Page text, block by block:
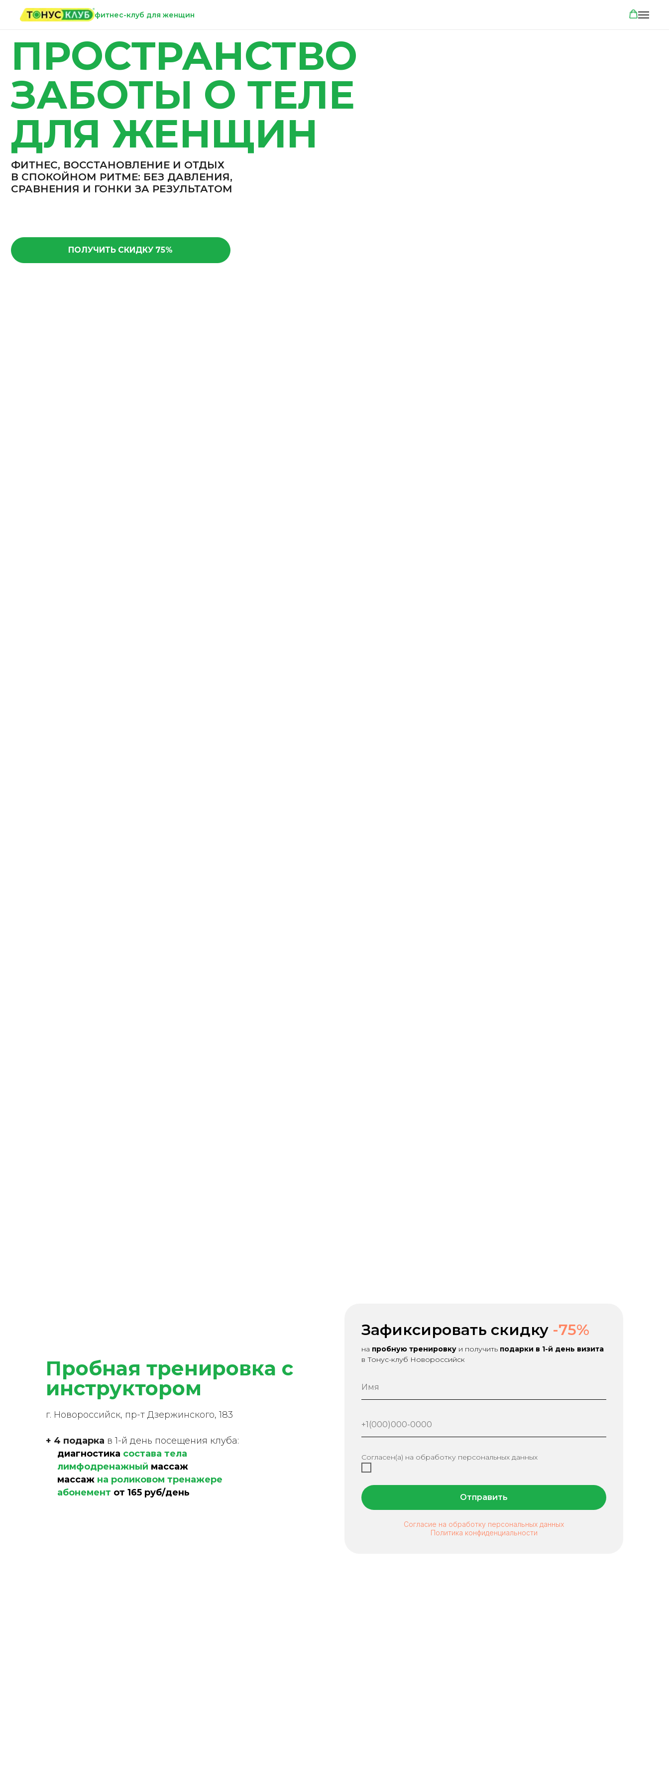
фитнес-клуб для женщин
ПРОСТРАНСТВО
ЗАБОТЫ О ТЕЛЕ
ДЛЯ ЖЕНЩИН
ФИТНЕС, ВОССТАНОВЛЕНИЕ И ОТДЫХ
СРАВНЕНИЯ И ГОНКИ ЗА РЕЗУЛЬТАТОМ
Пробная тренировка с
инструктором
г. Новороссийск, пр-т Дзержинского, 183
+ 4 подарка в 1-й день посещения клуба:
диагностика состава тела
лимфодренажный массаж
массаж на роликовом тренажере
абонемент от 165 руб/день
Зафиксировать скидку -75%
на пробную тренировку и получить подарки в 1-й день визита
в Тонус-клуб Новороссийск
Согласен(а) на обработку персональных данных
Отправить
Согласие на обработку персональных данных
Политика конфиденциальности